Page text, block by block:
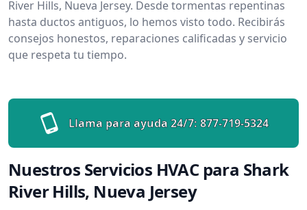
River Hills, Nueva Jersey. Desde tormentas repentinas
hasta ductos antiguos, lo hemos visto todo. Recibirás
consejos honestos, reparaciones calificadas y servicio
que respeta tu tiempo.
Llama para ayuda 24/7: 877-719-5324
Nuestros Servicios HVAC para Shark
River Hills, Nueva Jersey